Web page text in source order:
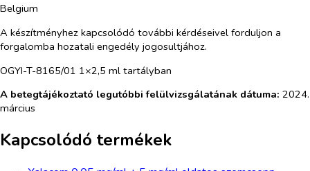
Belgium
A készítményhez kapcsolódó további kérdéseivel forduljon a
forgalomba hozatali engedély jogosultjához.
OGYI-T-8165/01 1×2,5 ml tartályban
A betegtájékoztató legutóbbi felülvizsgálatának dátuma: 2024.
március
Kapcsolódó termékek